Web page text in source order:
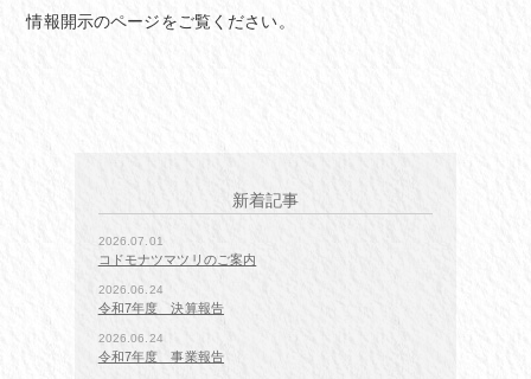
情報開示のページをご覧ください。
新着記事
2026.07.01
コドモナツマツリのご案内
2026.06.24
令和7年度 決算報告
2026.06.24
令和7年度 事業報告